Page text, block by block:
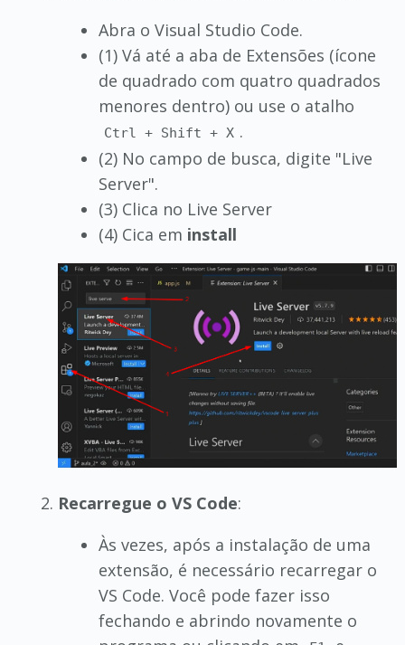
Abra o Visual Studio Code.
(1) Vá até a aba de Extensões (ícone
de quadrado com quatro quadrados
menores dentro) ou use o atalho
Ctrl + Shift + X .
(2) No campo de busca, digite "Live
Server".
(3) Clica no Live Server
(4) Cica em install
Recarregue o VS Code:
Às vezes, após a instalação de uma
extensão, é necessário recarregar o
VS Code. Você pode fazer isso
fechando e abrindo novamente o